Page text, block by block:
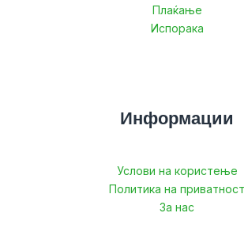
Плаќање
Испорака
Информации
Услови на користење
Политика на приватност
За нас